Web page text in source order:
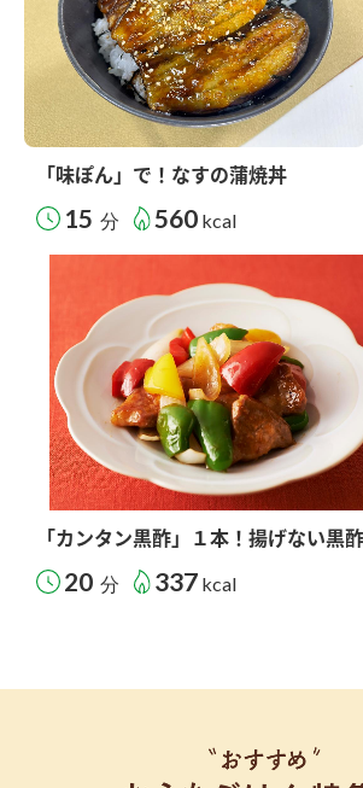
「味ぽん」で！なすの蒲焼丼
15 分 560 kcal
「カンタン黒酢」１本！揚げない黒
20 分 337 kcal